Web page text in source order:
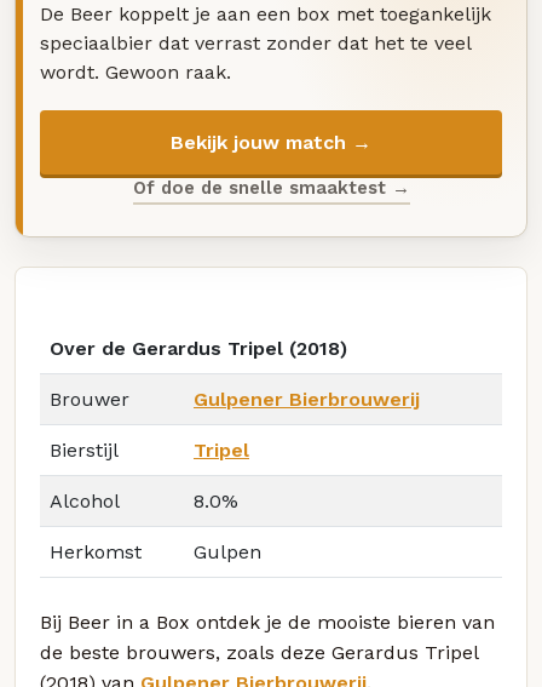
De Beer koppelt je aan een box met toegankelijk
speciaalbier dat verrast zonder dat het te veel
wordt. Gewoon raak.
Bekijk jouw match →
Of doe de snelle smaaktest →
Over de Gerardus Tripel (2018)
Brouwer Gulpener Bierbrouwerij
Bierstijl Tripel
Alcohol 8.0%
Herkomst Gulpen
Bij Beer in a Box ontdek je de mooiste bieren van
de beste brouwers, zoals deze Gerardus Tripel